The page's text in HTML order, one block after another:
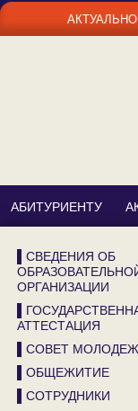
АКТУАЛЬНО
АБИТУРИЕНТУ
▌СВЕДЕНИЯ ОБ
ОРГАНИЗАЦИИ
АТТЕСТАЦИЯ
▌СОВЕТ
▌ОБЩЕЖИТИЕ
▌СОТРУДНИКИ